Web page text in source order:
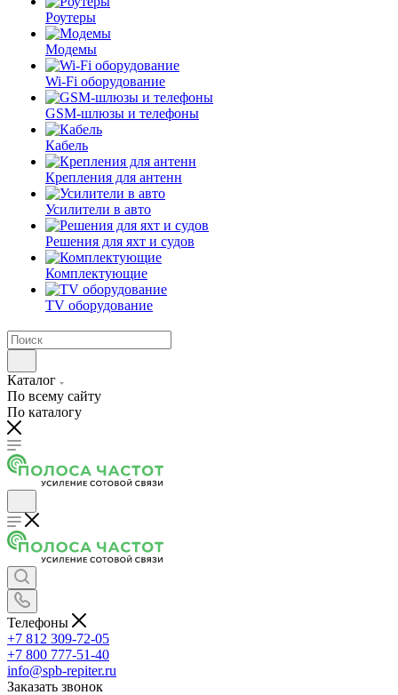
Роутеры
Модемы
Wi-Fi оборудование
GSM-шлюзы и телефоны
Кабель
Крепления для антенн
Усилители в авто
Решения для яхт и судов
Комплектующие
TV оборудование
Каталог
По всему сайту
По каталогу
Телефоны
+7 812 309-72-05
+7 800 777-51-40
info@spb-repiter.ru
Заказать звонок